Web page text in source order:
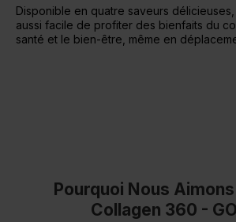
Disponible en quatre saveurs délicieuses,
aussi facile de profiter des bienfaits du
santé et le bien-être, même en
Pourquoi Nous
Collagen 360 -